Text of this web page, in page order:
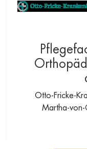
Otto-Fricke-
Martha-